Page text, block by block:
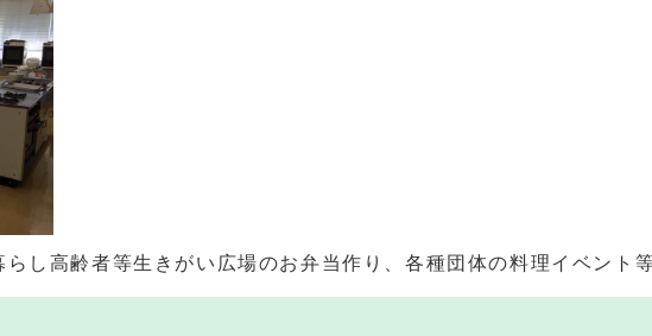
し高齢者等生きがい広場のお弁当作り、各種団体の料理イベント